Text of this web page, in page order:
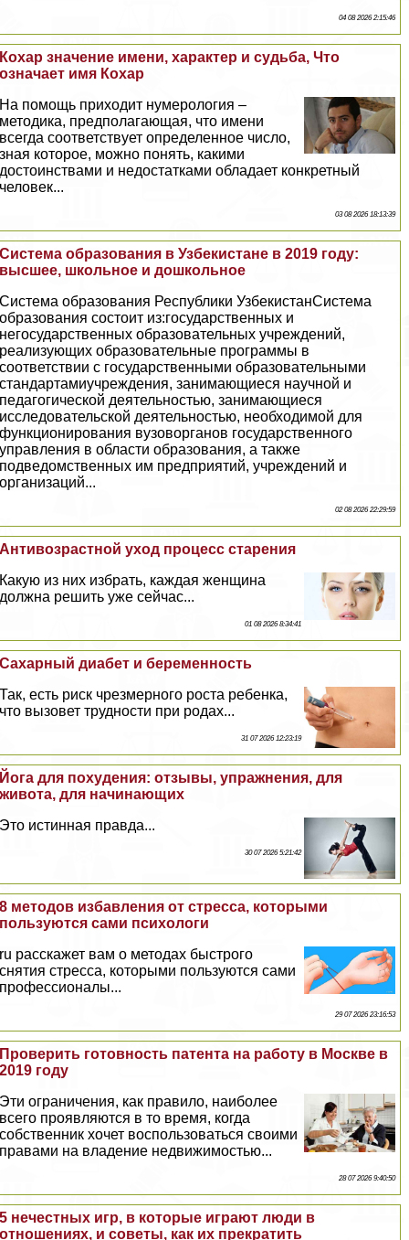
04 08 2026 2:15:46
Кохар значение имени, хаpaктер и судьба, Что
означает имя Кохар
На помощь приходит нумерология –
методика, предполагающая, что имени
всегда соответствует определенное число,
зная которое, можно понять, какими
достоинствами и недостатками обладает конкретный
человек...
03 08 2026 18:13:39
Система образования в Узбекистане в 2019 году:
высшее, школьное и дошкольное
Система образования Республики УзбекистанСистема
образования состоит из:государственных и
негосударственных образовательных учреждений,
реализующих образовательные программы в
соответствии с государственными образовательными
стандартамиучреждения, занимающиеся научной и
педагогической деятельностью, занимающиеся
исследовательской деятельностью, необходимой для
функционирования вузоворганов государственного
управления в области образования, а также
подведомственных им предприятий, учреждений и
организаций...
02 08 2026 22:29:59
Антивозрастной уход процесс старения
Какую из них избрать, каждая женщина
должна решить уже сейчас...
01 08 2026 8:34:41
Сахарный диабет и беременность
Так, есть риск чрезмерного роста ребенка,
что вызовет трудности при родах...
31 07 2026 12:23:19
Йога для похудения: отзывы, упражнения, для
живота, для начинающих
Это истинная правда...
30 07 2026 5:21:42
8 методов избавления от стресса, которыми
пользуются сами психологи
ru расскажет вам о методах быстрого
снятия стресса, которыми пользуются сами
профессионалы...
29 07 2026 23:16:53
Проверить готовность патента на работу в Москве в
2019 году
Эти ограничения, как правило, наиболее
всего проявляются в то время, когда
собственник хочет воспользоваться своими
правами на владение недвижимостью...
28 07 2026 9:40:50
5 нечестных игр, в которые играют люди в
отношениях, и советы, как их прекратить